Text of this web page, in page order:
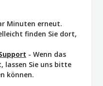
Minuten erneut.
finden Sie dort,
- Wenn das
lassen Sie uns bitte
können.